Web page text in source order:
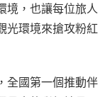
境，也讓每位旅人
光環境來搶攻粉紅
全國第一個推動伴